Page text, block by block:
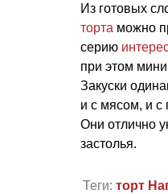
Из готовых
торта можно
серию
при этом
Закуски
и с мясом, и с
Они отлично
застолья.
Теги: торт